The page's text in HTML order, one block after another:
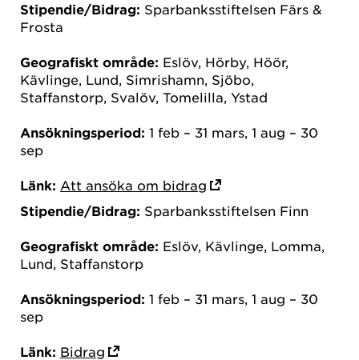
Stipendie/Bidrag: Sparbanksstiftelsen Färs &
Frosta
Geografiskt område: Eslöv, Hörby, Höör,
Kävlinge, Lund, Simrishamn, Sjöbo,
Staffanstorp, Svalöv, Tomelilla, Ystad
Ansökningsperiod: 1 feb – 31 mars, 1 aug – 30
sep
Länk: Att ansöka om bidrag
Stipendie/Bidrag: Sparbanksstiftelsen Finn
Geografiskt område: Eslöv, Kävlinge, Lomma,
Lund, Staffanstorp
Ansökningsperiod: 1 feb – 31 mars, 1 aug – 30
sep
Länk: Bidrag